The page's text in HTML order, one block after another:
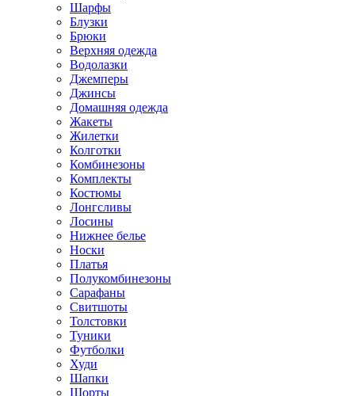
Шарфы
Блузки
Брюки
Верхняя одежда
Водолазки
Джемперы
Джинсы
Домашняя одежда
Жакеты
Жилетки
Колготки
Комбинезоны
Комплекты
Костюмы
Лонгсливы
Лосины
Нижнее белье
Носки
Платья
Полукомбинезоны
Сарафаны
Свитшоты
Толстовки
Туники
Футболки
Худи
Шапки
Шорты